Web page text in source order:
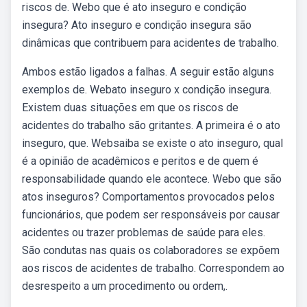
riscos de. Webo que é ato inseguro e condição
insegura? Ato inseguro e condição insegura são
dinâmicas que contribuem para acidentes de trabalho.
Ambos estão ligados a falhas. A seguir estão alguns
exemplos de. Webato inseguro x condição insegura.
Existem duas situações em que os riscos de
acidentes do trabalho são gritantes. A primeira é o ato
inseguro, que. Websaiba se existe o ato inseguro, qual
é a opinião de acadêmicos e peritos e de quem é
responsabilidade quando ele acontece. Webo que são
atos inseguros? Comportamentos provocados pelos
funcionários, que podem ser responsáveis por causar
acidentes ou trazer problemas de saúde para eles.
São condutas nas quais os colaboradores se expõem
aos riscos de acidentes de trabalho. Correspondem ao
desrespeito a um procedimento ou ordem,.